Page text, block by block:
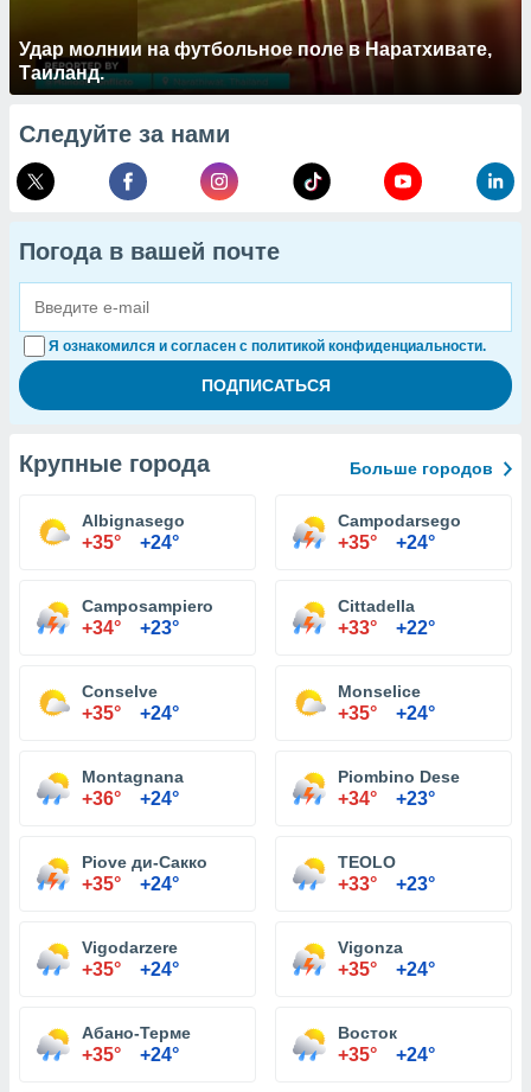
Удар молнии на футбольное поле в Наратхивате,
Таиланд.
Следуйте за нами
Погода в вашей почте
Я ознакомился и согласен с политикой конфиденциальности.
Крупные города Больше городов
Albignasego
+35° +24°
Campodarsego
+35° +24°
Camposampiero
+34° +23°
Cittadella
+33° +22°
Conselve
+35° +24°
Monselice
+35° +24°
Montagnana
+36° +24°
Piombino Dese
+34° +23°
Piove ди-Сакко
+35° +24°
TEOLO
+33° +23°
Vigodarzere
+35° +24°
Vigonza
+35° +24°
Абано-Терме
+35° +24°
Восток
+35° +24°